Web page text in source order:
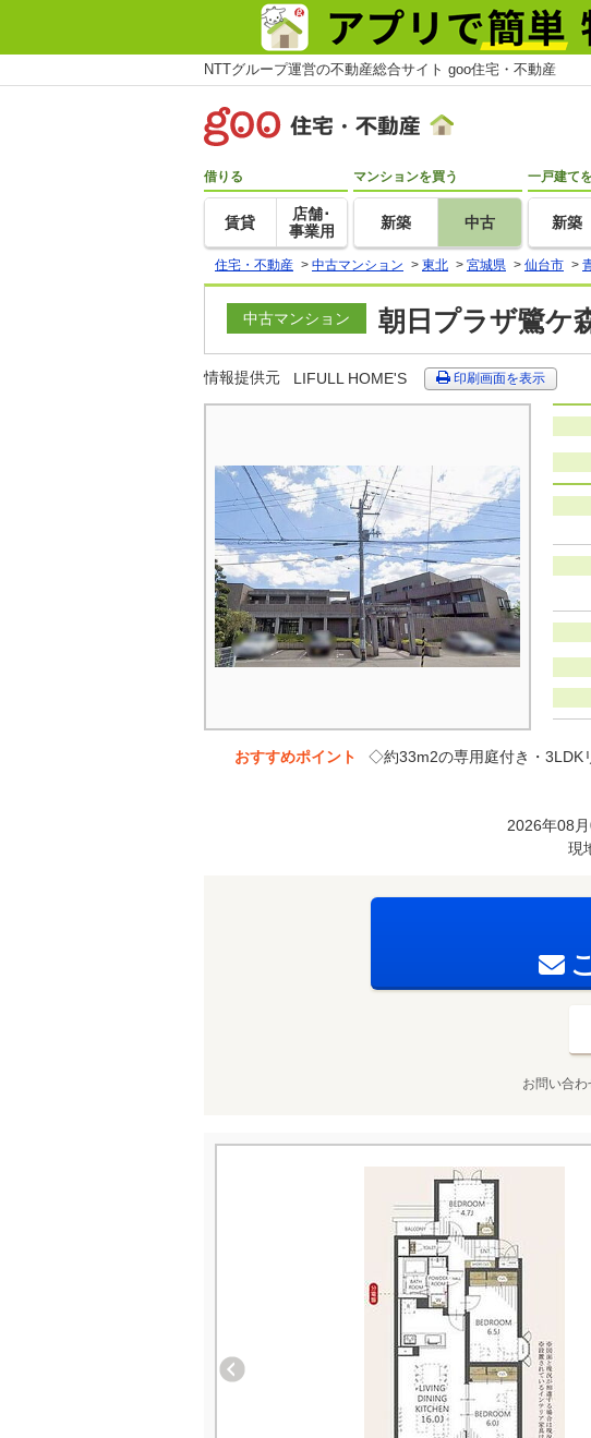
NTTグループ運営の不動産総合サイト goo住宅・不動産
借りる
賃貸
店舗･
事業用
マンションを買う
新築 中古
一戸建て
新築
住宅・不動産 > 中古マンション > 東北 > 宮城県 > 仙台市 >
中古マンション 朝日プラザ鷺ケ
情報提供元 LIFULL HOME'S 印刷画面を表示
おすすめポイント
◇約33m2の専用庭付き・3LDK
2026年08
現
お問い合わ